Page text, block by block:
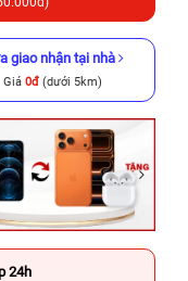
giao nhận tại nhà
Giá 0đ (dưới 5km)
24h